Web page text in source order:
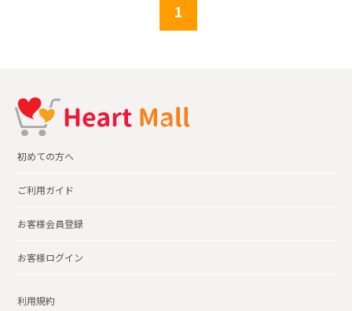
1
初めての方へ
ご利用ガイド
お客様会員登録
お客様ログイン
利用規約